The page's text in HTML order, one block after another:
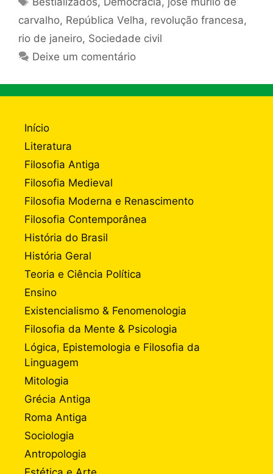
carvalho, República Velha, revolução francesa,
rio de janeiro, Sociedade civil
Deixe um comentário
Início
Literatura
Filosofia Antiga
Filosofia Medieval
Filosofia Moderna e Renascimento
Filosofia Contemporânea
História do Brasil
História Geral
Teoria e Ciência Política
Ensino
Existencialismo & Fenomenologia
Filosofia da Mente & Psicologia
Lógica, Epistemologia e Filosofia da
Linguagem
Mitologia
Grécia Antiga
Roma Antiga
Sociologia
Antropologia